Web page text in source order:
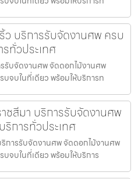
ว บริการรับจัดงานศพ ครบ
ทั่วประเทศ
รับจัดงานศพ จัดดอกไม้งานศพ
บจบในที่เดียว พร้อมให้บริการท
ชสีมา บริการรับจัดงานศพ
การทั่วประเทศ
การรับจัดงานศพ จัดดอกไม้งานศพ
บจบในที่เดียว พร้อมให้บริการ